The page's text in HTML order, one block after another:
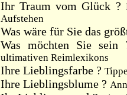
Ihr Traum vom Glück ?
Aufstehen
Was wäre für Sie das
Was möchten Sie
ultimativen Reimlexikons
Ihre Lieblingsfarbe ?
Ihre Lieblingsblume ?